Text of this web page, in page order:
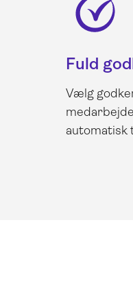
Fuld
Vælg
automatisk